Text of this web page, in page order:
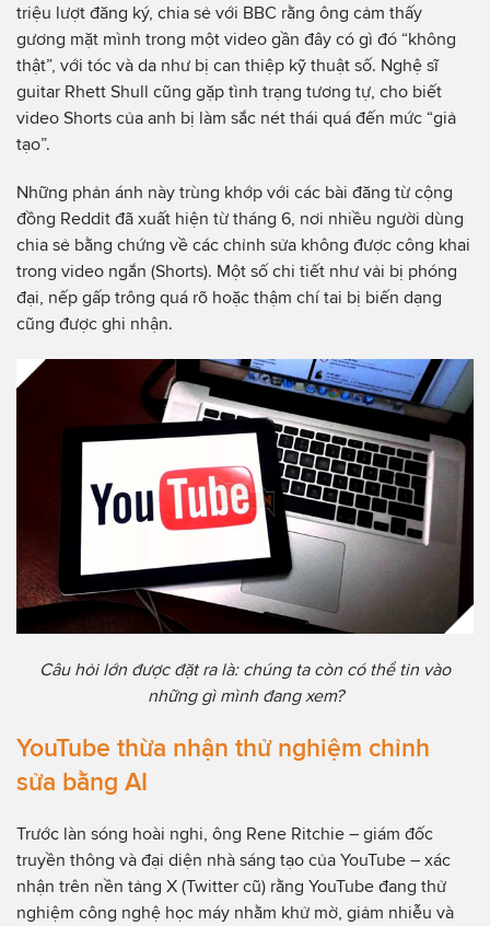
triệu lượt đăng ký, chia sẻ với BBC rằng ông cảm thấy
gương mặt mình trong một video gần đây có gì đó “không
thật”, với tóc và da như bị can thiệp kỹ thuật số. Nghệ sĩ
guitar Rhett Shull cũng gặp tình trạng tương tự, cho biết
video Shorts của anh bị làm sắc nét thái quá đến mức “giả
tạo”.
Những phản ánh này trùng khớp với các bài đăng từ cộng
đồng Reddit đã xuất hiện từ tháng 6, nơi nhiều người dùng
chia sẻ bằng chứng về các chỉnh sửa không được công khai
trong video ngắn (Shorts). Một số chi tiết như vải bị phóng
đại, nếp gấp trông quá rõ hoặc thậm chí tai bị biến dạng
cũng được ghi nhận.
Câu hỏi lớn được đặt ra là: chúng ta còn có thể tin vào
những gì mình đang xem?
YouTube thừa nhận thử nghiệm chỉnh
sửa bằng AI
Trước làn sóng hoài nghi, ông Rene Ritchie – giám đốc
truyền thông và đại diện nhà sáng tạo của YouTube – xác
nhận trên nền tảng X (Twitter cũ) rằng YouTube đang thử
nghiệm công nghệ học máy nhằm khử mờ, giảm nhiễu và